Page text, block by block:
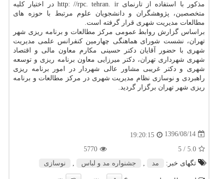
مذكور با استفاده از تارنمای http: //rpc. tehran. ir در اختیار كلیه
متخصصین، پژوهشگران و دانشجویان علوم مرتبط با حوزه های
مطالعات مدیریت شهری قرار گرفته است.
براساس گزارش روابط عمومی مركز مطالعات و برنامه ریزی شهر
تهران، نشست شورای هماهنگی چهارمین كنفرانس علمی مدیریت
شهری با حضور آقایان دكتر حسینی مكارم معاون مالی و اقتصاد
شهری شهرداری تهران، دكتر میرزایی معاون برنامه ریزی و توسعه
شهری و دكتر غریبی مشاور عالی شهردار در امور برنامه ریزی
راهبردی و نوسازی نظام مدیریت شهری در مركز مطالعات و برنامه
ریزی شهر تهران برگزار گردید.
1396/08/14
19:20:15
5.0
/ 5
5770
تگهای خبر:
مد جشنواره مد و لباس نوسازی